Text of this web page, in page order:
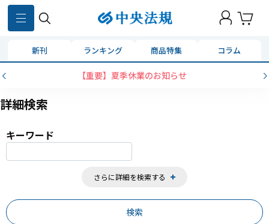
新刊 ランキング 商品特集 コラム
業のお知らせ コンビニ決済に「セブン
詳細検索
キーワード
さらに詳細を検索する
859